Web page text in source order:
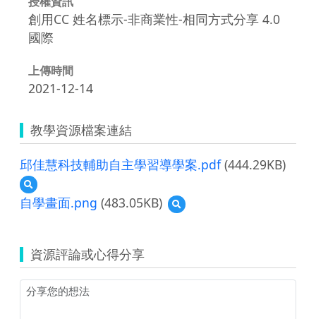
創用CC 姓名標示-非商業性-相同方式分享 4.0
國際
上傳時間
2021-12-14
教學資源檔案連結
邱佳慧科技輔助自主學習導學案.pdf(444.29KB)
預
覽
邱
科
技
輔
助
自學畫面.png (483.05KB)
預
覽
面.png
資源評論或心得分享